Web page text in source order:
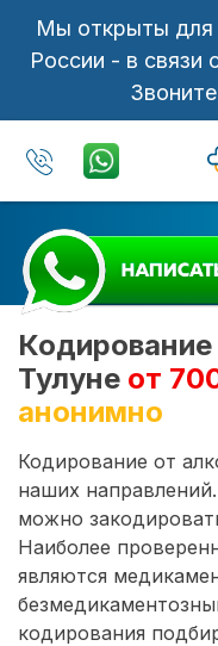
Мы открыты для
России - в связи
Звоните
Кодирование
Тулуне от
анонимно
Кодирование от
наших
можно
Наиболее
являются
кодирования